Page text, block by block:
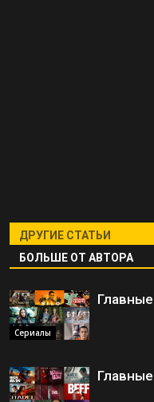
ДРУГИЕ СТАТЬИ
БОЛЬШЕ ОТ АВТОРА
Сериалы